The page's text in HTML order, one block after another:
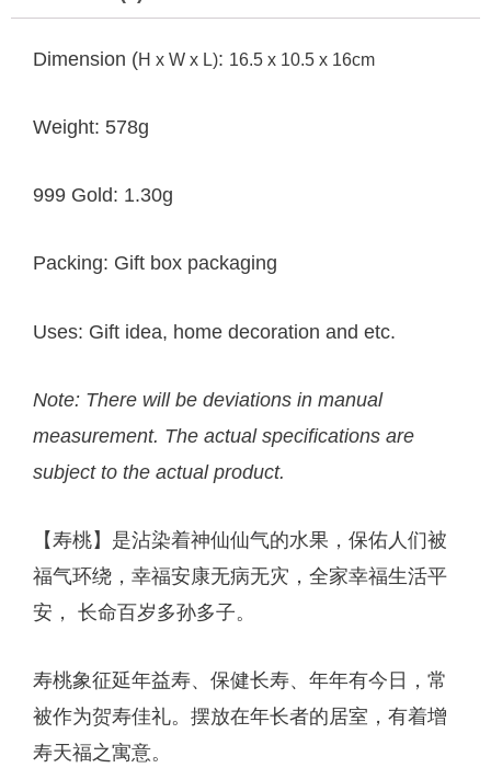
Dimension (H x W x L): 16.5 x 10.5 x 16cm
Weight: 578g
999 Gold: 1.30g
Packing: Gift box packaging
Uses: Gift idea, home decoration and etc.
Note: There will be deviations in manual
measurement. The actual specifications are
subject to the actual product.
【寿桃】是沾染着神仙仙气的水果，保佑人们被
福气环绕，幸福安康无病无灾，全家幸福生活平
安， 长命百岁多孙多子。
寿桃象征延年益寿、保健长寿、年年有今日，常
被作为贺寿佳礼。摆放在年长者的居室，有着增
寿天福之寓意。